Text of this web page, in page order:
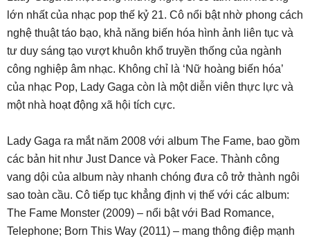
lớn nhất của nhạc pop thế kỷ 21. Cô nổi bật nhờ phong cách
nghệ thuật táo bạo, khả năng biến hóa hình ảnh liên tục và
tư duy sáng tạo vượt khuôn khổ truyền thống của ngành
công nghiệp âm nhạc. Không chỉ là ‘Nữ hoàng biến hóa’
của nhạc Pop, Lady Gaga còn là một diễn viên thực lực và
một nhà hoạt động xã hội tích cực.
Lady Gaga ra mắt năm 2008 với album The Fame, bao gồm
các bản hit như Just Dance và Poker Face. Thành công
vang dội của album này nhanh chóng đưa cô trở thành ngôi
sao toàn cầu. Cô tiếp tục khẳng định vị thế với các album:
The Fame Monster (2009) – nổi bật với Bad Romance,
Telephone; Born This Way (2011) – mang thông điệp mạnh